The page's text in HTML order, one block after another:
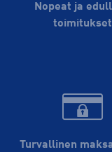
Nopeat ja
toimitukset
Turvallinen